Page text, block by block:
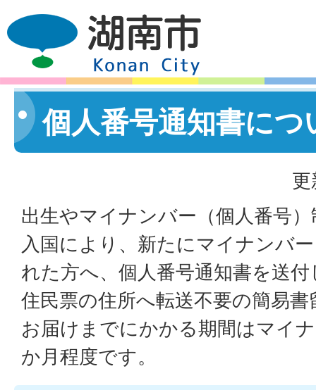
個人番号通知書につ
出生やマイナンバー（個人番号
入国により、新たにマイナンバ
れた方へ、個人番号通知書を送
住民票の住所へ転送不要の簡易
お届けまでにかかる期間はマイ
か月程度です。